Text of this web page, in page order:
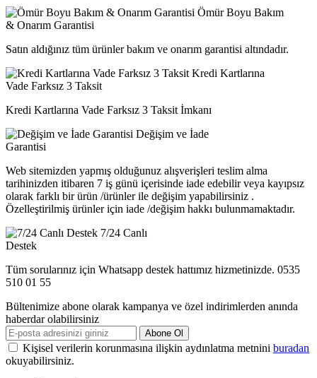
Ömür Boyu Bakım
& Onarım Garantisi
Satın aldığınız tüm ürünler bakım ve onarım garantisi altındadır.
Kredi Kartlarına
Vade Farksız 3 Taksit
Kredi Kartlarına Vade Farksız 3 Taksit İmkanı
Değişim ve İade
Garantisi
Web sitemizden yapmış olduğunuz alışverişleri teslim alma
tarihinizden itibaren 7 iş günü içerisinde iade edebilir veya kayıpsız
olarak farklı bir ürün /ürünler ile değişim yapabilirsiniz .
Özelleştirilmiş ürünler için iade /değişim hakkı bulunmamaktadır.
7/24 Canlı
Destek
Tüm sorularınız için Whatsapp destek hattımız hizmetinizde. 0535
510 01 55
Bültenimize abone olarak kampanya ve özel indirimlerden anında
haberdar olabilirsiniz
Abone Ol
Kişisel verilerin korunmasına ilişkin aydınlatma metnini buradan
okuyabilirsiniz.